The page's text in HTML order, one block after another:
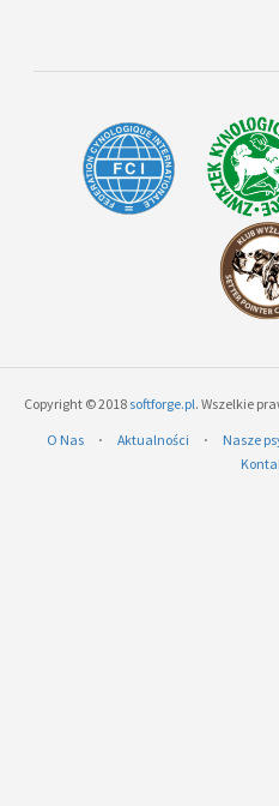
Copyright © 2018 softforge.pl. Wszelkie
O Nas
⋅ Aktualności ⋅ Nasze